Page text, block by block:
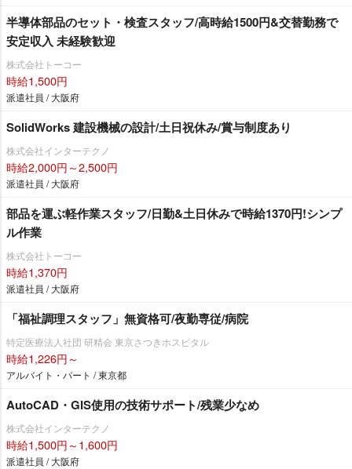
半導体部品のセット・検査スタッフ/高時給1500円&交替勤務で
安定収入 未経験歓迎
株式会社トーコー
時給1,500円
派遣社員 / 大阪府
SolidWorks 建設機械の設計/土日祝休み/賞与制度あり
株式会社インターテクノ
時給2,000円～2,500円
派遣社員 / 大阪府
部品を運ぶ軽作業スタッフ/日勤&土日休みで時給1370円!シンプ
ル作業
株式会社トーコー
時給1,370円
派遣社員 / 大阪府
「福祉調理スタッフ」無資格可/夜勤専従/病院
特定医療法人社団 研精会 東京さつきホスピタル
時給1,226円～
アルバイト・パート / 東京都
AutoCAD・GIS使用の技術サポート/残業少なめ
株式会社インターテクノ
時給1,500円～1,600円
派遣社員 / 大阪府